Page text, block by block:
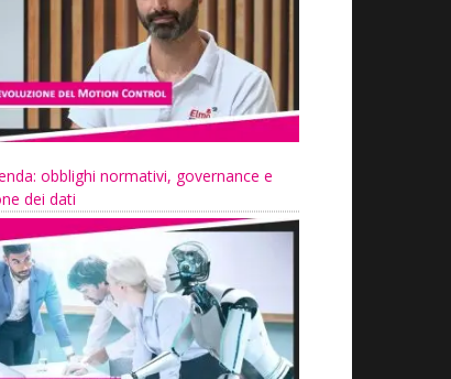
obblighi normativi, governance e
dei dati